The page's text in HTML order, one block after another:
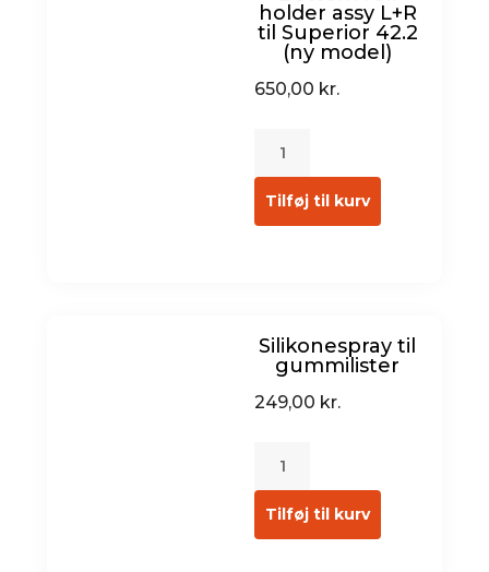
holder assy L+R
til Superior 42.2
(ny model)
650,00 kr.
Tilføj til kurv
Silikonespray til
gummilister
249,00 kr.
Tilføj til kurv